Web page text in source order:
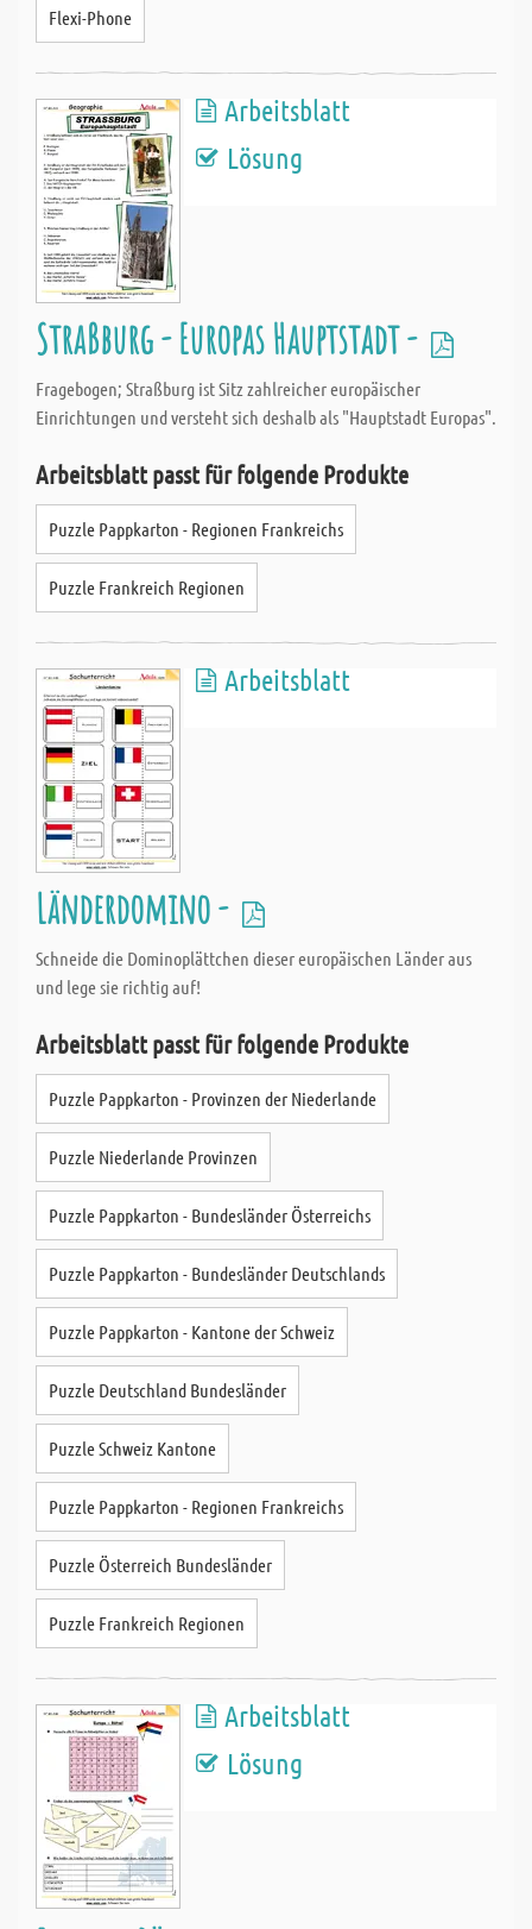
Flexi-Phone
Arbeitsblatt
Lösung
Straßburg - Europas Hauptstadt -
Fragebogen; Straßburg ist Sitz zahlreicher europäischer
Einrichtungen und versteht sich deshalb als "Hauptstadt Europas".
Arbeitsblatt passt für folgende Produkte
Puzzle Pappkarton - Regionen Frankreichs
Puzzle Frankreich Regionen
Arbeitsblatt
Länderdomino -
Schneide die Dominoplättchen dieser europäischen Länder aus
und lege sie richtig auf!
Arbeitsblatt passt für folgende Produkte
Puzzle Pappkarton - Provinzen der Niederlande
Puzzle Niederlande Provinzen
Puzzle Pappkarton - Bundesländer Österreichs
Puzzle Pappkarton - Bundesländer Deutschlands
Puzzle Pappkarton - Kantone der Schweiz
Puzzle Deutschland Bundesländer
Puzzle Schweiz Kantone
Puzzle Pappkarton - Regionen Frankreichs
Puzzle Österreich Bundesländer
Puzzle Frankreich Regionen
Arbeitsblatt
Lösung